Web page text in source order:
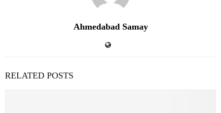
Ahmedabad Samay
RELATED POSTS